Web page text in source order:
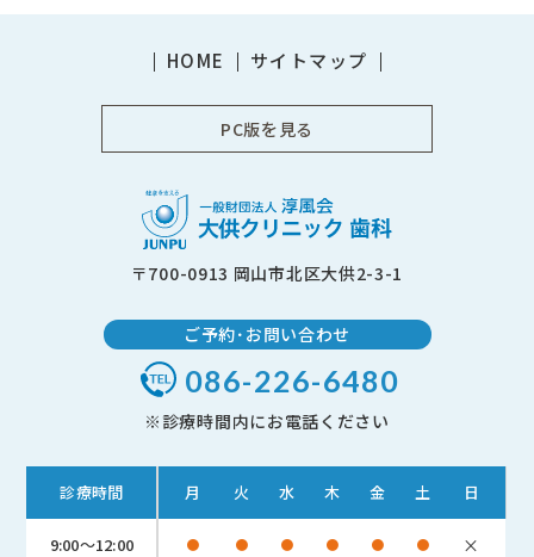
HOME サイトマップ
PC版を見る
〒700-0913 岡山市北区大供2-3-1
ご予約･お問い合わせ
086-226-6480
※診療時間内にお電話ください
診療時間 月 火 水 木 金 土 日
9:00～12:00 ● ● ● ● ● ● ×